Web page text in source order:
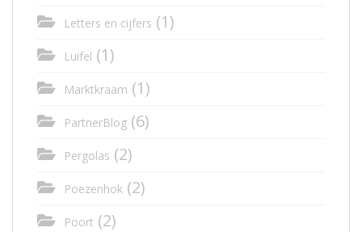
Letters en cijfers (1)
Luifel (1)
Marktkraam (1)
PartnerBlog (6)
Pergolas (2)
Poezenhok (2)
Poort (2)